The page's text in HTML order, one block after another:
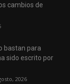
cambios de
bastan para
sido escrito por
2026